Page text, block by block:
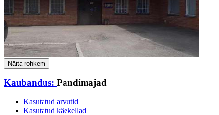
Näita rohkem
Kaubandus: Pandimajad
Kasutatud arvutid
Kasutatud käekellad